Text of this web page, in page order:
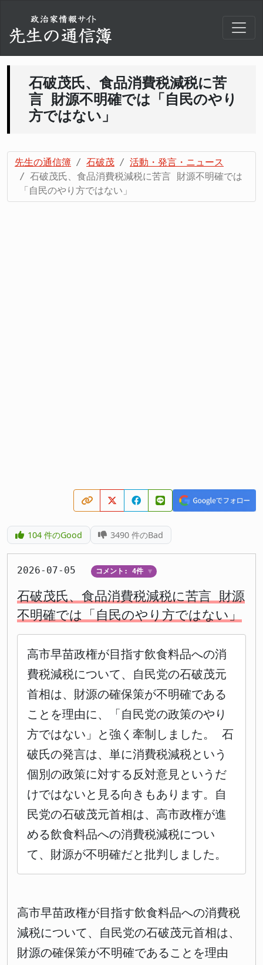
石破茂氏、食品消費税減税に苦
言 財源不明確では「自民のやり
方ではない」
先生の通信簿 石破茂
活動・発言・ニュース
石破茂氏、食品消費税減税に苦言 財源不明確では
「自民のやり方ではない」
104件のGood 3490 件のBad
2026-07-05 コメント: 4件 ▼
石破茂氏、食品消費税減税に苦言 財源
不明確では「自民のやり方ではない」
高市早苗政権が目指す飲食料品への消
費税減税について、自民党の石破茂元
首相は、財源の確保策が不明確である
ことを理由に、「自民党の政策のやり
方ではない」と強く牽制しました。 石
破氏の発言は、単に消費税減税という
個別の政策に対する反対意見というだ
けではないと見る向きもあります。自
民党の石破茂元首相は、高市政権が進
める飲食料品への消費税減税につい
て、財源が不明確だと批判しました。
高市早苗政権が目指す飲食料品への消費税
減税について、自民党の石破茂元首相は、
財源の確保策が不明確であることを理由